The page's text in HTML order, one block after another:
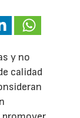
y no
calidad